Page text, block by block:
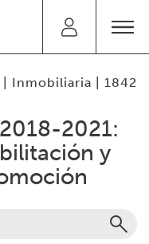
Inmobiliaria | 1842
2021:
y